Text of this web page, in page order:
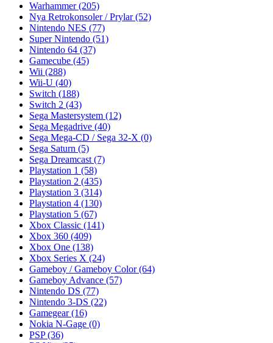
Warhammer(205)
Nya Retrokonsoler / Prylar(52)
Nintendo NES (77)
Super Nintendo (51)
Nintendo 64 (37)
Gamecube (45)
Wii (288)
Wii-U (40)
Switch (188)
Switch 2 (43)
Sega Mastersystem (12)
Sega Megadrive (40)
Sega Mega-CD / Sega 32-X (0)
Sega Saturn (5)
Sega Dreamcast (7)
Playstation 1 (58)
Playstation 2 (435)
Playstation 3 (314)
Playstation 4 (130)
Playstation 5 (67)
Xbox Classic (141)
Xbox 360 (409)
Xbox One (138)
Xbox Series X (24)
Gameboy / Gameboy Color(64)
Gameboy Advance (57)
Nintendo DS (77)
Nintendo 3-DS (22)
Gamegear(16)
Nokia N-Gage (0)
PSP(36)